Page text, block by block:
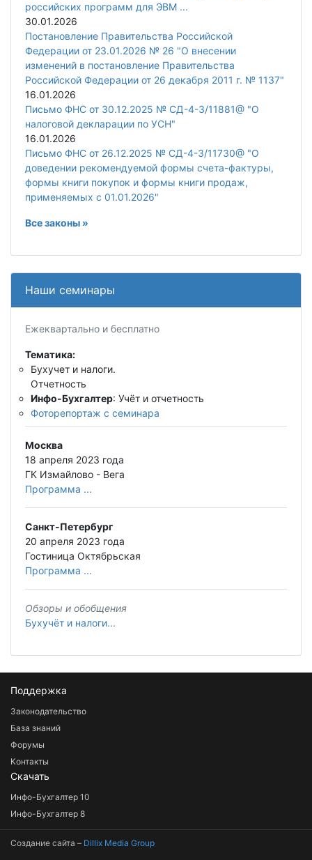
российских программ для ЭВМ ...
30.01.2026
Постановление Правительства Российской
Федерации от 23.01.2026 № 26 "О внесении
изменений в постановление Правительства
Российской Федерации от 26 декабря 2011 г. № 1137"
16.01.2026
Письмо ФНС от 30.12.2025 № СД-4-3/11881@ "О
налоговой декларации по УСН"
16.01.2026
Письмо ФНС от 26.12.2025 № СД-4-3/11730@ "О
доведении рекомендуемой формы счета-фактуры,
формы книги покупок и формы книги продаж,
применяемых с 01.01.2026"
Все законы »
Наши семинары
Ежеквартально и бесплатно
Тематика:
Бухучет и налоги.
Отчетность
Инфо-Бухгалтер: Учёт и отчетность
Фоторепортаж с семинара
Москва
18 апреля 2023 года
ГК Измайлово - Вега
Программа ...
Санкт-Петербург
20 апреля 2023 года
Гостиница Октябрьская
Программа ...
Обзоры и обобщения
Бухучёт и налоги...
Поддержка
Законодательство
База знаний
Форумы
Контакты
Скачать
Инфо-Бухгалтер 10
Инфо-Бухгалтер 8
Создание сайта – Dillix Media Group